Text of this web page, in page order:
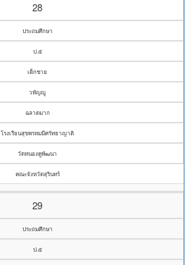
28
ประถมศึกษา
ป.๕
เด็กชาย
วทัญญู
ฉลาดมาก
โรงเรียนสุขพรหมมีศรัทธาญาติ
วัดหนองคูพัฒนา
คณะจังหวัดสุรินทร์
29
ประถมศึกษา
ป.๕